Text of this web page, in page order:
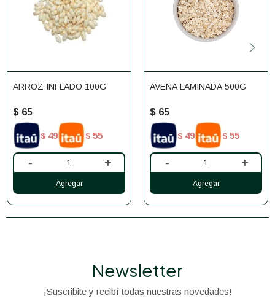
ARROZ INFLADO 100G
$ 65
$ 49 $ 55
- +
AVENA LAMINADA 500G
$ 65
$ 49 $ 55
- +
Newsletter
¡Suscribite y recibí todas nuestras novedades!